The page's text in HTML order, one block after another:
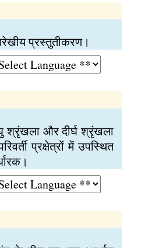
प्रस्तुतीकरण।
श्रृंखला और दीर्घ श्रृंखला
प्रक्षेत्रों में उपस्थित